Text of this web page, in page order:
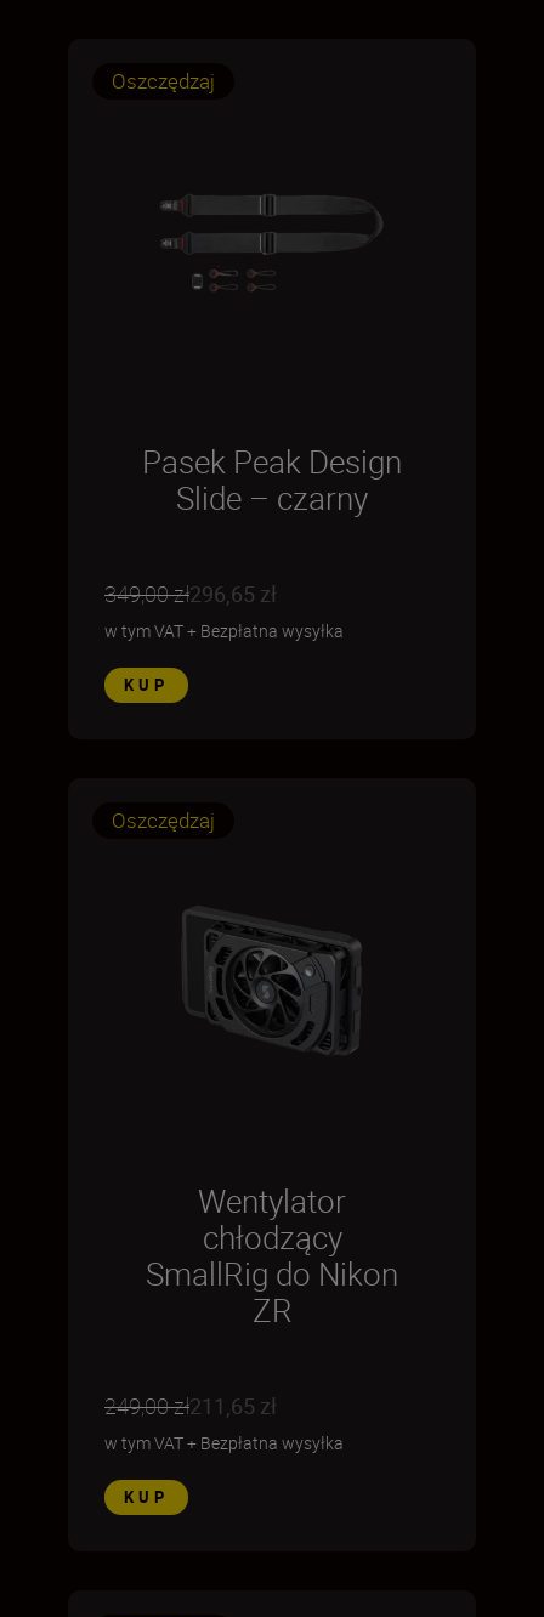
Oszczędzaj
Pasek Peak Design
Slide – czarny
349,00 zł296,65 zł
w tym VAT+ Bezpłatna wysyłka
KUP
Oszczędzaj
Wentylator
chłodzący
SmallRig do Nikon
ZR
249,00 zł211,65 zł
w tym VAT+ Bezpłatna wysyłka
KUP